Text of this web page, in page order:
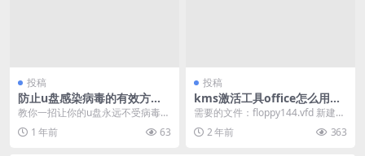
投稿
防止u盘感染病毒的有效方法
是什么？
教你一招让你的u盘永远不受病毒的
侵扰。 ·第一步，打开u盘，首先u盘
插入我的电脑...
1 年前 63
投稿
kms激活工具office怎么用
（office一键激活工具使用）
需要的文件：floppy144.vfd 新建一
个Linux虚拟机。 磁盘容量设为...
2 年前 363